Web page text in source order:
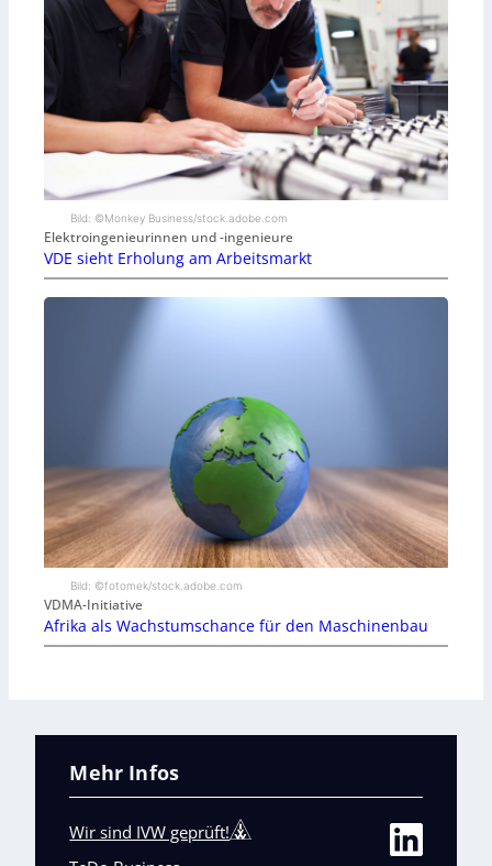
Bild: ©Monkey Business/stock.adobe.com
Elektroingenieurinnen und -ingenieure
VDE sieht Erholung am Arbeitsmarkt
Bild: ©fotomek/stock.adobe.com
VDMA-Initiative
Afrika als Wachstumschance für den Maschinenbau
Mehr Infos
Wir sind IVW geprüft!